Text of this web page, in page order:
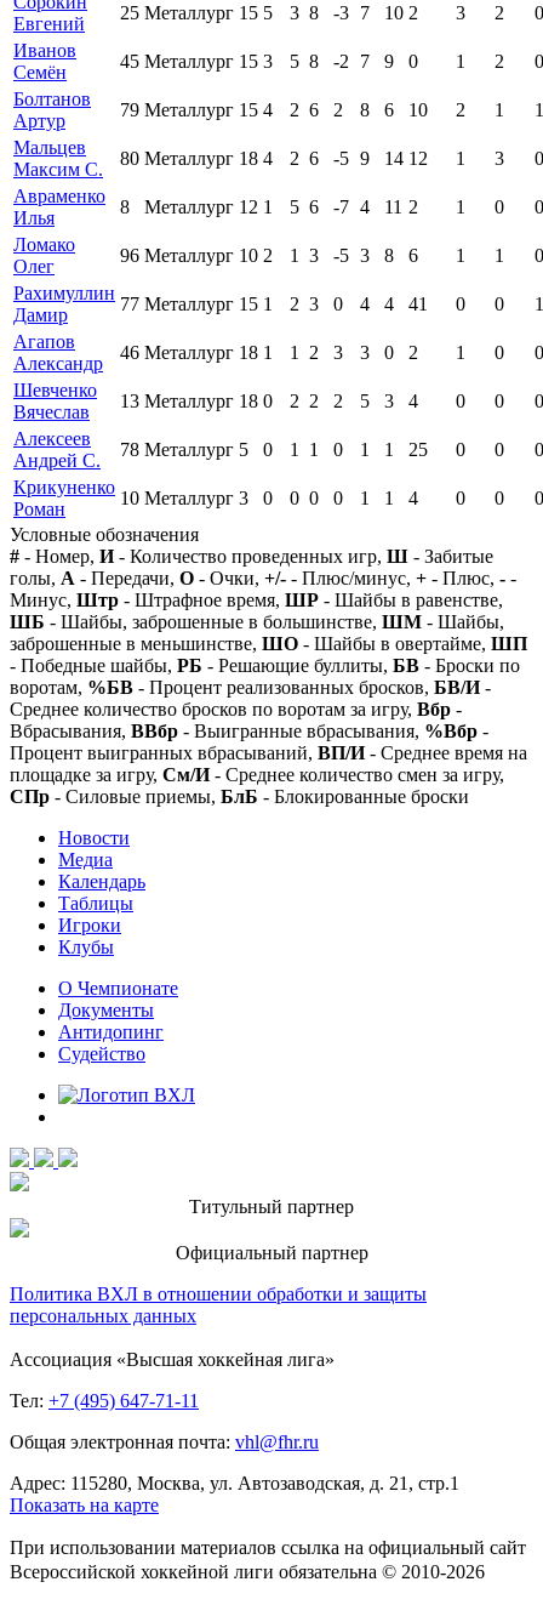
Евгений
25 Металлург 15 5 3 8 -3 7 10 2 3 2
0
Иванов
Семён
45 Металлург 15 3 5 8 -2 7 9 0 1 2
0
Болтанов
Артур
79 Металлург 15 4 2 6 2 8 6 10 2 1
1
Мальцев
Максим С.
80 Металлург 18 4 2 6 -5 9 14 12 1 3
0
Авраменко
Илья
8 Металлург 12 1 5 6 -7 4 11 2 1 0
0
Ломако
Олег
96 Металлург 10 2 1 3 -5 3 8 6 1 1
0
Рахимуллин
Дамир
77 Металлург 15 1 2 3 0 4 4 41 0 0
1
Агапов
Александр
46 Металлург 18 1 1 2 3 3 0 2 1 0
0
Шевченко
Вячеслав
13 Металлург 18 0 2 2 2 5 3 4 0 0
0
Алексеев
Андрей С.
78 Металлург 5 0 1 1 0 1 1 25 0 0
0
Крикуненко
Роман
10 Металлург 3 0 0 0 0 1 1 4 0 0
0
Условные обозначения
# - Номер, И- Количество проведенных игр, Ш - Забитые
голы, А - Передачи, О - Очки, +/- - Плюс/минус, + - Плюс, - -
Минус, Штр - Штрафное время, ШР - Шайбы в равенстве,
ШБ - Шайбы, заброшенные в большинстве, ШМ - Шайбы,
заброшенные в меньшинстве, ШО - Шайбы в овертайме, ШП
- Победные шайбы, РБ - Решающие буллиты, БВ - Броски по
воротам, %БВ - Процент реализованных бросков, БВ/И-
Среднее количество бросков по воротам за игру, Вбр -
Вбрасывания, ВВбр - Выигранные вбрасывания, %Вбр -
Процент выигранных вбрасываний, ВП/И- Среднее время на
площадке за игру, См/И- Среднее количество смен за игру,
СПр - Силовые приемы, БлБ - Блокированные броски
Новости
Медиа
Календарь
Таблицы
Игроки
Клубы
О Чемпионате
Документы
Антидопинг
Судейство
Титульный партнер
Официальный партнер
Политика ВХЛ в отношении обработки и защиты
персональных данных
Ассоциация «Высшая хоккейная лига»
Тел: +7 (495) 647-71-11
Общая электронная почта: vhl@fhr.ru
Адрес: 115280, Москва, ул. Автозаводская, д. 21, стр.1
Показать на карте
При использовании материалов ссылка на официальный сайт
Всероссийской хоккейной лиги обязательна © 2010-2026